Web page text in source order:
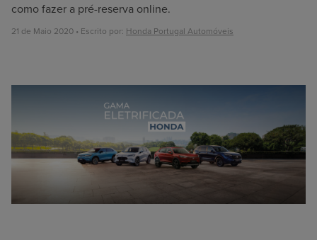
como fazer a pré-reserva online.
21 de Maio 2020 • Escrito por: Honda Portugal Automóveis